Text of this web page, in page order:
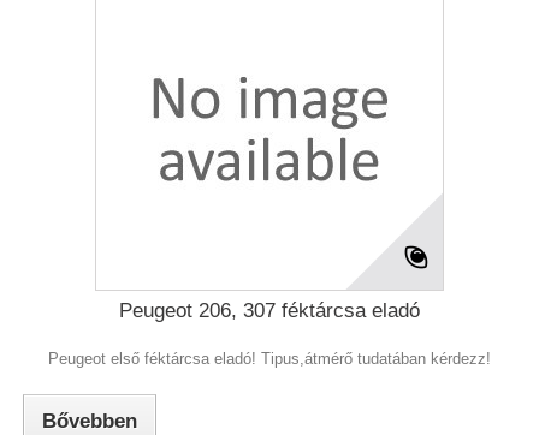
Peugeot 206, 307 féktárcsa eladó
Peugeot első féktárcsa eladó! Tipus,átmérő tudatában kérdezz!
Bővebben